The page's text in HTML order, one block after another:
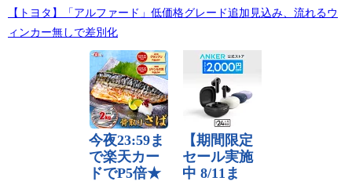
【トヨタ】「アルファード」低価格グレード追加見込み、流れるウ
ィンカー無しで差別化